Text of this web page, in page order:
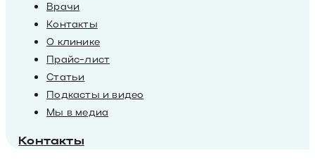
Врачи
Контакты
О клинике
Прайс-лист
Статьи
Подкасты и видео
Мы в медиа
Контакты